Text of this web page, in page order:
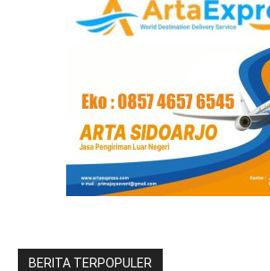
BERITA TERPOPULER